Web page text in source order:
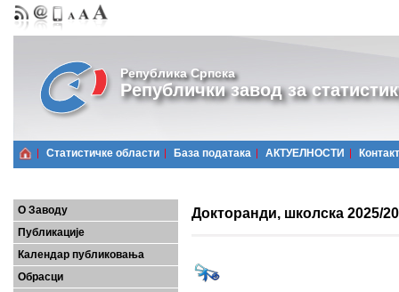
Република Српска
Републички завод за
Статистичке области Базa података АКТУЕЛНОСТИ Контакт
О Заводу
Публикације
Календар публиковања
Обрасци
Докторанди, школска 2025/